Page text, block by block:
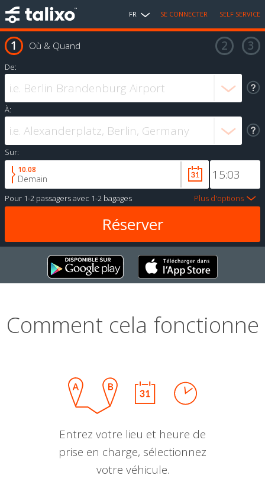
FR SE CONNECTER SELF SERVICE
Où & Quand
De:
À:
Sur:
10.08
Demain
Pour 1-2 passagersavec 1-2 bagages Plus d'options
Comment cela fonctionne
Entrez votre lieu et heure de
prise en charge, sélectionnez
votre véhicule.